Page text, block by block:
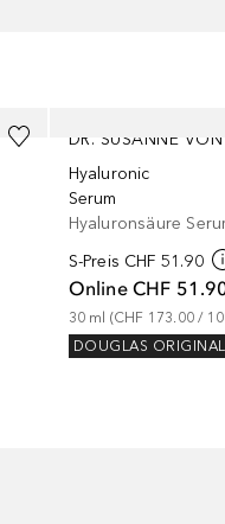
Hyaluronic
Serum
Hyaluronsäure
S-Preis CHF 51.90
Online CHF
30 ml (CHF 173.00 /
DOUGLAS ORIGINAL